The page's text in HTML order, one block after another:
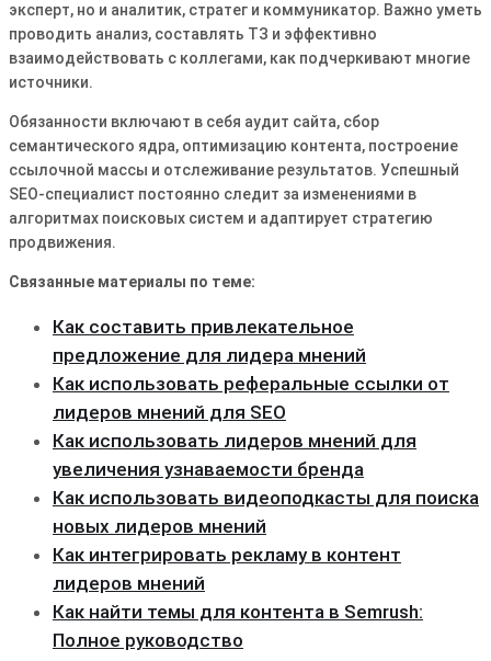
эксперт, но и аналитик, стратег и коммуникатор. Важно уметь
проводить анализ, составлять ТЗ и эффективно
взаимодействовать с коллегами, как подчеркивают многие
источники.
Обязанности включают в себя аудит сайта, сбор
семантического ядра, оптимизацию контента, построение
ссылочной массы и отслеживание результатов. Успешный
SEO-специалист постоянно следит за изменениями в
алгоритмах поисковых систем и адаптирует стратегию
продвижения.
Связанные материалы по теме:
Как составить привлекательное
предложение для лидера мнений
Как использовать реферальные ссылки от
лидеров мнений для SEO
Как использовать лидеров мнений для
увеличения узнаваемости бренда
Как использовать видеоподкасты для поиска
новых лидеров мнений
Как интегрировать рекламу в контент
лидеров мнений
Как найти темы для контента в Semrush:
Полное руководство